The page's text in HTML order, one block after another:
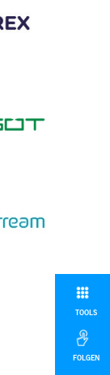
TOOLS
FOLGEN